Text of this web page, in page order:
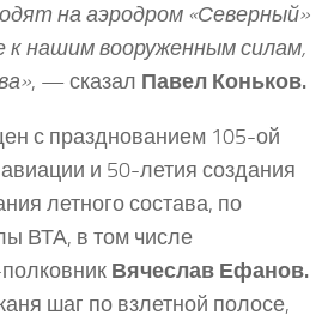
на аэродром «Северный»
нашим вооруженным силам,
, — сказал Павел Коньков.
с празднованием 105-ой
и 50-летия создания
летного состава, по
ВТА, в том числе
Вячеслав Ефанов.
шаг по взлетной полосе,